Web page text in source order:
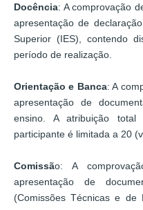
Docência: A comprovação
apresentação de
Superior (IES), contendo
período de realização.
Orientação e Banca: A
apresentação de
ensino. A atribuição
participante é limitada a 20
Comissão: A
apresentação de
(Comissões Técnicas e